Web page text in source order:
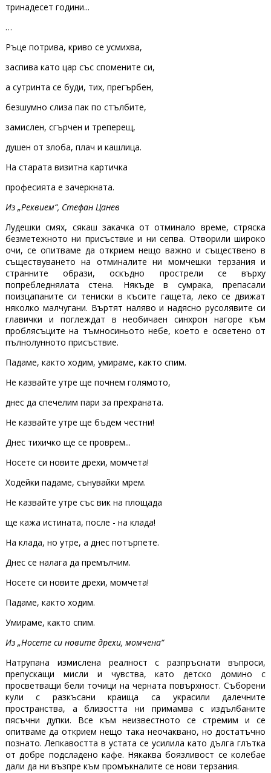
тринадесет години...
…
Ръце потрива, криво се усмихва,
заспива като цар със спомените си,
а сутринта се буди, тих, прегърбен,
безшумно слиза пак по стълбите,
замислен, сгърчен и треперещ,
душен от злоба, плач и кашлица.
На старата визитна картичка
професията е зачеркната.
Из „Реквием“, Стефан Цанев
Лудешки смях, сякаш закачка от отминало време, стряска
безметежното ни присъствие и ни сепва. Отворили широко
очи, се опитваме да открием нещо важно и съществено в
съществуването на отминалите ни момчешки терзания и
странните образи, оскъдно прострели се върху
попребледнялата стена. Някъде в сумрака, препасали
поизцапаните си тениски в късите гащета, леко се движат
няколко малчугани. Въртят наляво и надясно русолявите си
главички и поглеждат в необичаен синхрон нагоре към
проблясъците на тъмносиньото небе, което е осветено от
пълнолунното присъствие.
Падаме, както ходим, умираме, както спим.
Не казвайте утре ще почнем голямото,
днес да спечелим пари за прехраната.
Не казвайте утре ще бъдем честни!
Днес тихичко ще се проврем...
Носете си новите дрехи, момчета!
Ходейки падаме, сънувайки мрем.
Не казвайте утре със вик на площада
ще кажа истината, после - на клада!
На клада, но утре, а днес потърпете.
Днес се налага да премълчим.
Носете си новите дрехи, момчета!
Падаме, както ходим.
Умираме, както спим.
Из „Носете си новите дрехи, момчена“
Натрупана измислена реалност с разпръснати въпроси,
препускащи мисли и чувства, като детско домино с
просветващи бели точици на черната повърхност. Съборени
кули с разкъсани краища са украсили далечните
пространства, а близостта ни примамва с издълбаните
пясъчни дупки. Все към неизвестното се стремим и се
опитваме да открием нещо така неочаквано, но достатъчно
познато. Лепкавостта в устата се усилила като дълга глътка
от добре подсладено кафе. Някаква боязливост се колебае
дали да ни възпре към промъкналите се нови терзания.